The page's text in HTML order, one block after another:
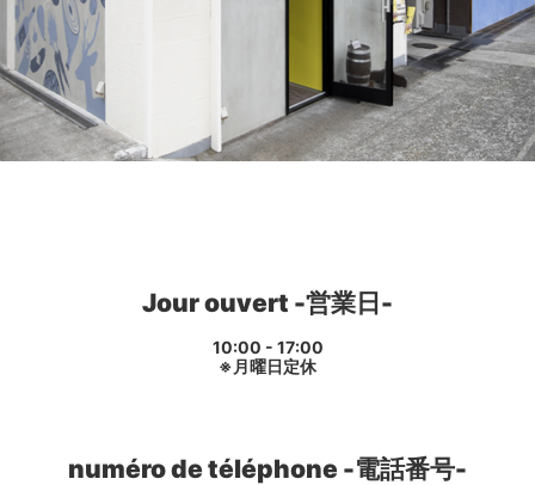
Jour ouvert -営業日-
10:00 - 17:00
※月曜日定休
numéro de téléphone -電話番号-